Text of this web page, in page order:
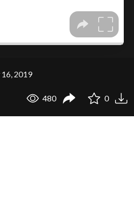
2019
480 0